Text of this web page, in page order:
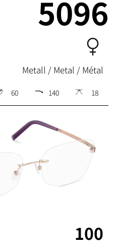
5096
Metall / Metal / Métal
60 140 18
100